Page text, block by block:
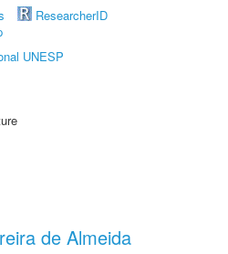
ResearcherID
UNESP
de Almeida